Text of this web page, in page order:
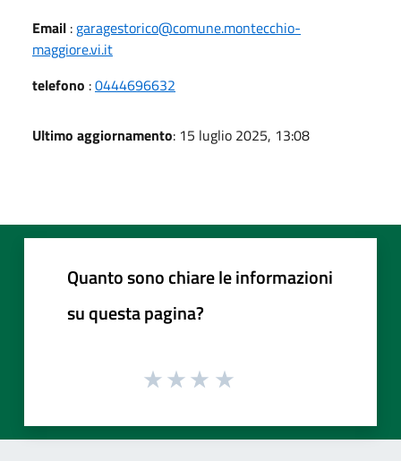
Email : garagestorico@comune.montecchio-
maggiore.vi.it
telefono :0444696632
Ultimo aggiornamento: 15 luglio 2025, 13:08
Quanto sono chiare le informazioni
su questa pagina?